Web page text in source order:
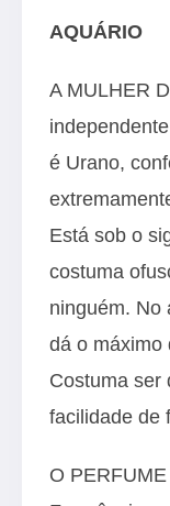
AQUÁRIO
A MULHER
é Urano,
Está sob o
costuma
ninguém. No
dá o máximo
Costuma ser
facilidade de
O